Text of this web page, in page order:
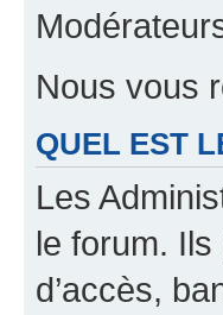
Nous vous
QUEL EST
Les
le forum.
d’accès,